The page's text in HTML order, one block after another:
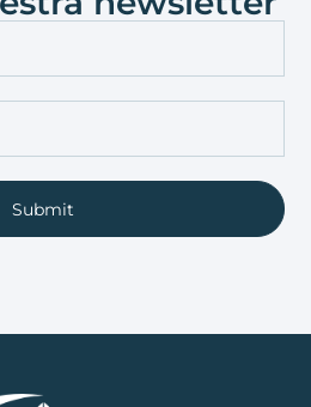
Submit